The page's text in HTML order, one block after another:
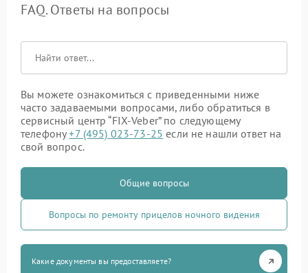
FAQ. Ответы на вопросы
Вы можете ознакомиться с приведенными ниже
часто задаваемыми вопросами, либо обратиться в
сервисный центр “FIX-Veber” по следующему
телефону+7 (495) 023-73-25 если не нашли ответ на
свой вопрос.
Общие вопросы
Вопросы по ремонту прицелов ночного видения
Какие документы вы предоставляете?